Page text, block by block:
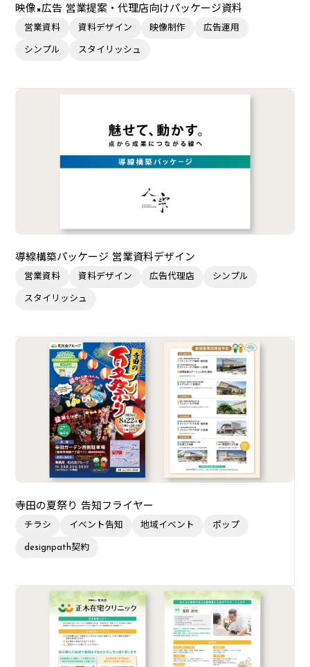
映像×広告 営業提案・代理店向けパッケージ資料
営業資料 資料デザイン 映像制作 広告運用
シンプル スタイリッシュ
導線構築パッケージ 営業資料デザイン
営業資料 資料デザイン 広告代理店 シンプル
スタイリッシュ
寺田の夏祭り 告知フライヤー
チラシ イベント告知 地域イベント ポップ
designpath契約